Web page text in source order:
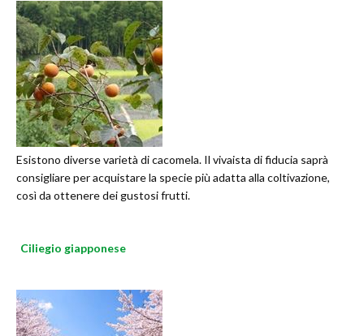
Esistono diverse varietà di cacomela. Il vivaista di fiducia saprà
consigliare per acquistare la specie più adatta alla coltivazione,
così da ottenere dei gustosi frutti.
Ciliegio giapponese